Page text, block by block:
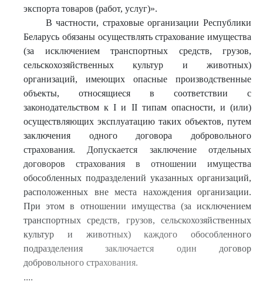
экспорта товаров (работ, услуг)».
В частности, страховые организации Республики
Беларусь обязаны осуществлять страхование имущества
(за исключением транспортных средств, грузов,
сельскохозяйственных культур и животных)
организаций, имеющих опасные производственные
объекты, относящиеся в соответствии с
законодательством к I и II типам опасности, и (или)
осуществляющих эксплуатацию таких объектов, путем
заключения одного договора добровольного
страхования. Допускается заключение отдельных
договоров страхования в отношении имущества
обособленных подразделений указанных организаций,
расположенных вне места нахождения организации.
При этом в отношении имущества (за исключением
транспортных средств, грузов, сельскохозяйственных
культур и животных) каждого обособленного
подразделения заключается один договор
добровольного страхования.
....